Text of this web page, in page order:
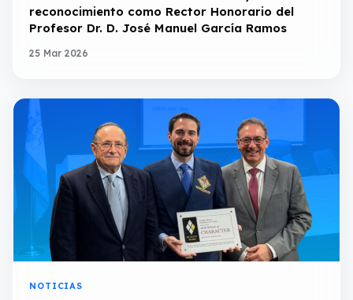
reconocimiento como Rector Honorario del
Profesor Dr. D. José Manuel García Ramos
25 Mar 2026
NOTICIAS